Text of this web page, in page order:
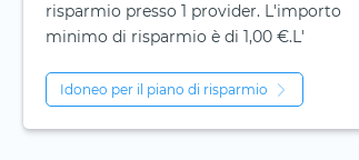
risparmio presso 1 provider. L'importo
minimo di risparmio è di 1,00 €.L'
Idoneo per il piano di risparmio